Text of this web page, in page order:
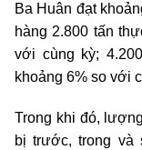
Ba Huân đạt
hàng 2.800 tấn
với cùng kỳ;
khoảng 6% so với
Trong khi đó,
bị trước, trong và